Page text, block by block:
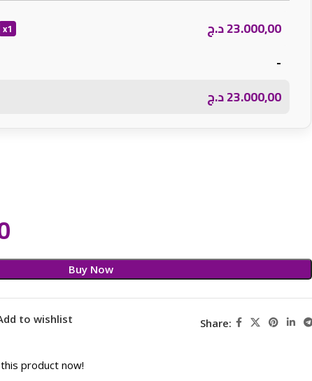
x1 23.000,00د.ج
-
23.000,00د.ج
Buy Now
to wishlist Share:
product now!